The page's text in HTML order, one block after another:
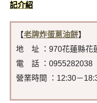
記介紹
【老牌炸蛋蔥油餅】
地 址 ：970花蓮縣花
電 話 ：0955282038
營業時間 ：12:30－